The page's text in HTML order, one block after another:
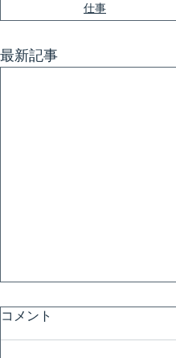
仕事
最新記事
コメント